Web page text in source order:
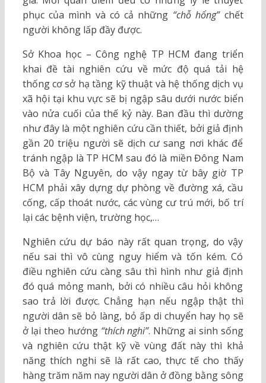
phục của mình và có cả những “chỗ hổng”chết
người không lấp đầy được.
Sở Khoa học – Công nghệ TP HCM đang triển
khai đề tài nghiên cứu về mức độ quá tải hệ
thống cơ sở hạ tầng kỹ thuật và hệ thống dịch vụ
xã hội tại khu vực sẽ bị ngập sâu dưới nước biển
vào nửa cuối của thế kỷ này. Ban đầu thì dường
như đây là một nghiên cứu cần thiết, bởi giả định
gần 20 triệu người sẽ dịch cư sang nơi khác để
tránh ngập là TP HCM sau đó là miền Đông Nam
Bộ và Tây Nguyên, do vậy ngay từ bây giờ TP
HCM phải xây dựng dự phòng về đường xá, cầu
cống, cấp thoát nước, các vùng cư trú mới, bố trí
lại các bệnh viện, trường học,…
Nghiên cứu dự báo này rất quan trọng, do vậy
nếu sai thì vô cùng nguy hiểm và tốn kém. Có
điều nghiên cứu càng sâu thì hình như giả định
đó quá mỏng manh, bởi có nhiều câu hỏi không
sao trả lời được. Chẳng hạn nếu ngập thật thì
người dân sẽ bỏ làng, bỏ ấp di chuyển hay họ sẽ
ở lại theo hướng “thích nghi”. Những ai sinh sống
và nghiên cứu thật kỹ về vùng đất này thì khả
năng thích nghi sẽ là rất cao, thực tế cho thấy
hàng trăm năm nay người dân ở đồng bằng sông